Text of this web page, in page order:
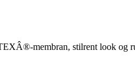
membran, stilrent look og